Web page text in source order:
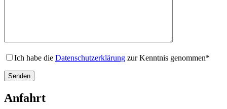
F
l
e
r
Ich habe die Datenschutzerklärung zur Kenntnis genommen*
Anfahrt